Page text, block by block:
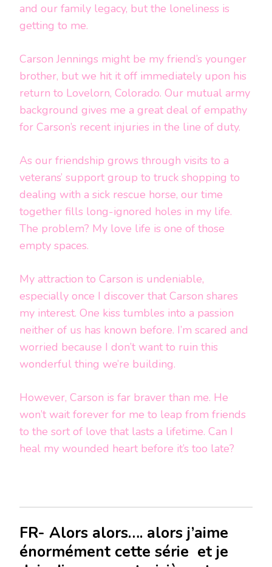
and our family legacy, but the loneliness is
getting to me.
Carson Jennings might be my friend’s younger
brother, but we hit it off immediately upon his
return to Lovelorn, Colorado. Our mutual army
background gives me a great deal of empathy
for Carson’s recent injuries in the line of duty.
As our friendship grows through visits to a
veterans’ support group to truck shopping to
dealing with a sick rescue horse, our time
together fills long-ignored holes in my life.
The problem? My love life is one of those
empty spaces.
My attraction to Carson is undeniable,
especially once I discover that Carson shares
my interest. One kiss tumbles into a passion
neither of us has known before. I’m scared and
worried because I don’t want to ruin this
wonderful thing we’re building.
However, Carson is far braver than me. He
won’t wait forever for me to leap from friends
to the sort of love that lasts a lifetime. Can I
heal my wounded heart before it’s too late?
FR- Alors alors…. alors j’aime
énormément cette série et je